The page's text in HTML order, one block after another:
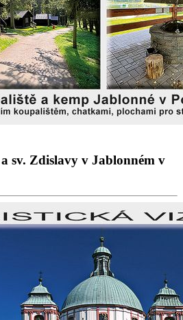
sv. Zdislavy v Jablonném v